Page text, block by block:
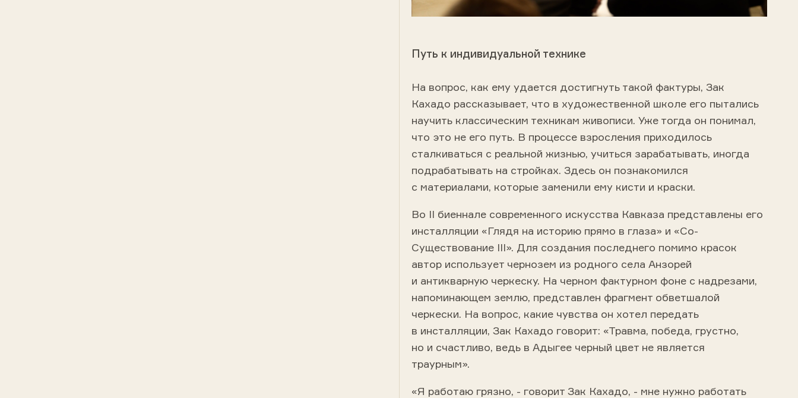
Путь к индивидуальной технике
На вопрос, как ему удается достигнуть такой фактуры, Зак
Кахадо рассказывает, что в художественной школе его пытались
научить классическим техникам живописи. Уже тогда он понимал,
что это не его путь. В процессе взросления приходилось
сталкиваться с реальной жизнью, учиться зарабатывать, иногда
подрабатывать на стройках. Здесь он познакомился
с материалами, которые заменили ему кисти и краски.
Во II биеннале современного искусства Кавказа представлены его
инсталляции «Глядя на историю прямо в глаза» и «Со-
Существование III». Для создания последнего помимо красок
автор использует чернозем из родного села Анзорей
и антикварную черкеску. На черном фактурном фоне с надрезами,
напоминающем землю, представлен фрагмент обветшалой
черкески. На вопрос, какие чувства он хотел передать
в инсталляции, Зак Кахадо говорит: «Травма, победа, грустно,
но и счастливо, ведь в Адыгее черный цвет не является
траурным».
«Я работаю грязно, - говорит Зак Кахадо, - мне нужно работать